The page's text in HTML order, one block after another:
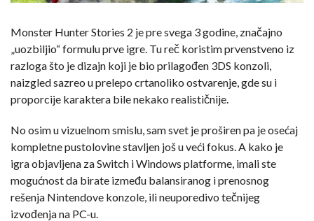
Monster Hunter Stories 2 je pre svega 3 godine, značajno
„uozbiljio“ formulu prve igre. Tu reč koristim prvenstveno iz
razloga što je dizajn koji je bio prilagođen 3DS konzoli,
naizgled sazreo u prelepo crtanoliko ostvarenje, gde su i
proporcije karaktera bile nekako realističnije.
No osim u vizuelnom smislu, sam svet je proširen pa je osećaj
kompletne pustolovine stavljen još u veći fokus. A kako je
igra objavljena za Switch i Windows platforme, imali ste
mogućnost da birate između balansiranog i prenosnog
rešenja Nintendove konzole, ili neuporedivo tečnijeg
izvođenja na PC-u.